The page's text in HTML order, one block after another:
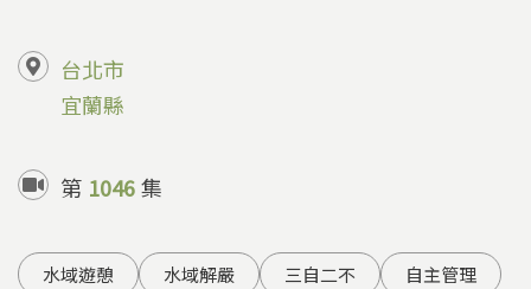
台北市
宜蘭縣
第 1046集
水域遊憩 水域解嚴 三自二不
自主管理